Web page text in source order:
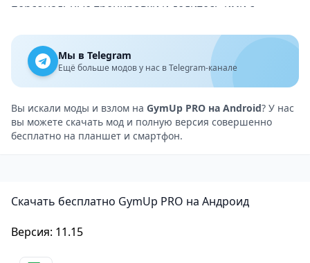
персональные тренировки и делитесь ими с
Анализ мышечной активности: Просматривайте,
какие мышцы задействованы в каждой тренировке с
динамическим отображением на схеме тела.
Отслеживание параметров тела: Фиксируйте
изменения, стройте графики и следите за
прогрессом.
базового метаболизма.
достижения по количеству тренировок, весам и
Мы в Telegram
Ещё больше модов у нас в Telegram-канале
Вы искали моды и взлом на GymUp PRO на Android? У нас
вы можете скачать мод и полную версия совершенно
бесплатно на планшет и смартфон.
Скачать бесплатно GymUp PRO на Андроид
Версия: 11.15